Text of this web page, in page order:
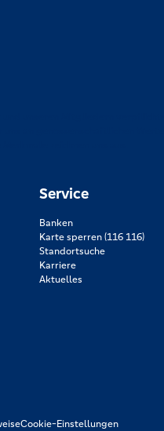
Service
Banken
Karte sperren (116 116)
Standortsuche
Karriere
Aktuelles
Cookie-Einstellungen